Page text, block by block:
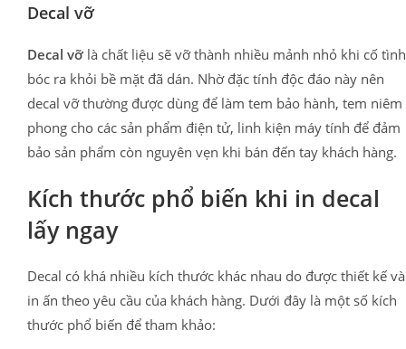
Decal vỡ
Decal vỡ là chất liệu sẽ vỡ thành nhiều mảnh nhỏ khi cố tình
bóc ra khỏi bề mặt đã dán. Nhờ đặc tính độc đáo này nên
decal vỡ thường được dùng để làm tem bảo hành, tem niêm
phong cho các sản phẩm điện tử, linh kiện máy tính để đảm
bảo sản phẩm còn nguyên vẹn khi bán đến tay khách hàng.
Kích thước phổ biến khi in decal
lấy ngay
Decal có khá nhiều kích thước khác nhau do được thiết kế và
in ấn theo yêu cầu của khách hàng. Dưới đây là một số kích
thước phổ biến để tham khảo: